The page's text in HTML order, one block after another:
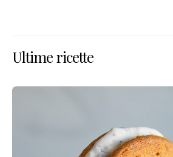
Ultime ricette